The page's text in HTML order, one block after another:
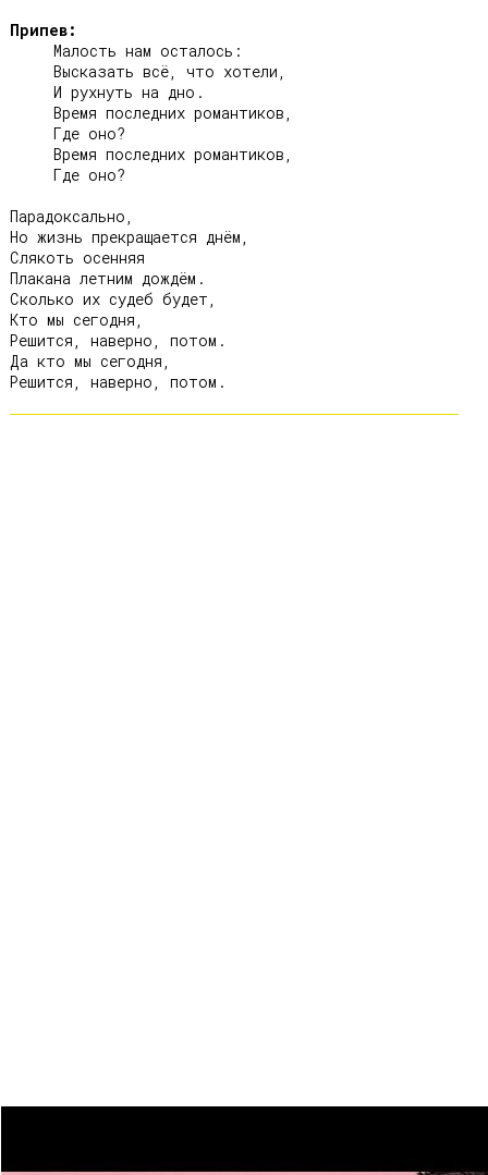
Припев:
Парадоксально,
Но жизнь прекращается днём,
Слякоть осенняя
Плакана летним дождём.
Сколько их судеб будет,
Кто мы сегодня,
Решится, наверно, потом.
Да кто мы сегодня,